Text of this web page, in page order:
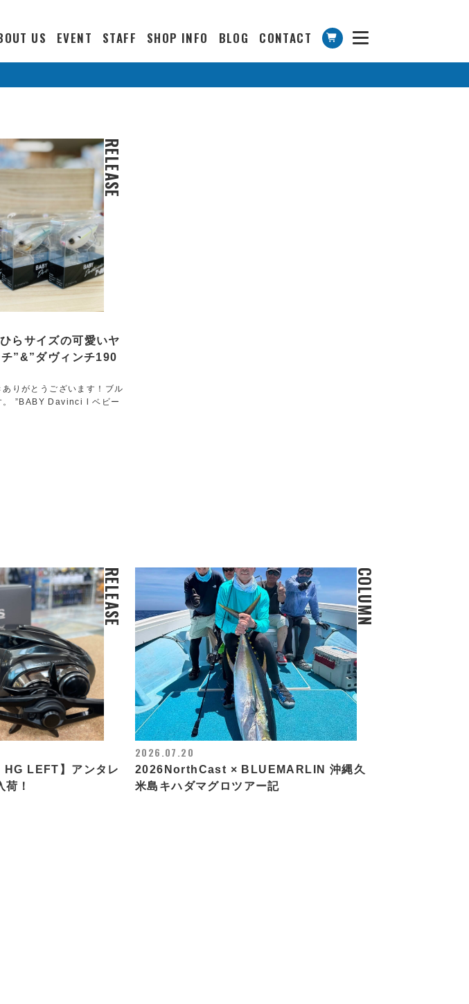
US EVENT STAFF SHOP INFO BLOG CONTACT
RELEASE
らサイズの可愛いヤ
”&”ダヴィンチ190
りがとうございます！ブル
。 ”BABY Davinci l ベビー
RELEASE
HG LEFT】アンタレ
！
COLUMN
2026.07.20
2026NorthCast × BLUEMARLIN 沖縄久
米島キハダマグロツアー記